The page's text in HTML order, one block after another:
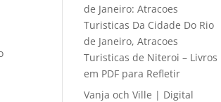
de Janeiro: Atracoes
Turisticas Da Cidade Do Rio
de Janeiro, Atracoes
Turisticas de Niteroi – Livros
em PDF para Refletir
Vanja och Ville | Digital